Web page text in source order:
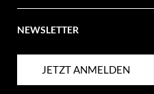
NEWSLETTER
JETZT ANMELDEN